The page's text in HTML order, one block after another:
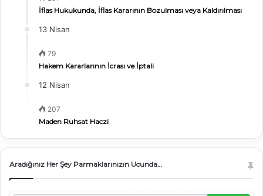
İflas Hukukunda, İflas Kararının Bozulması veya Kaldırılması
13 Nisan
79
Hakem Kararlarının İcrası ve İptali
12 Nisan
207
Maden Ruhsat Haczi
Aradığınız Her Şey Parmaklarınızın Ucunda…